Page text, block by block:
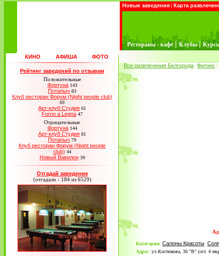
Новые заведения | Карта
Рестораны - кафе | Клубы |
КИНО АФИША ФОТО
Рейтинг заведений по отзывам
Положительные
Фортуна 143
Потапыч 83
Клуб ресторан Форум (Night people club)
69
Арт-клуб Студия 61
Forno a Legna 47
Отрицательные
Фортуна 144
Арт-клуб Студия 81
Потапыч 79
Клуб ресторан Форум (Night people
club) 44
Новый Вавилон 39
Отгадай заведение
(отгадало - 184 из 6529)
Все развлечения Белгорода / Фитнес /
Категория: Салоны Красоты
Адрес: ул.Костюкова, 36 "В" (ост. 4